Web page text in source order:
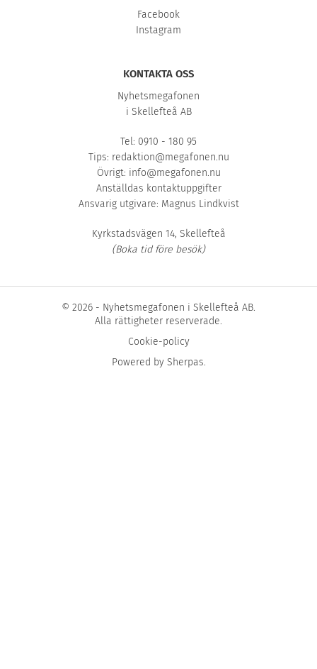
Facebook
Instagram
KONTAKTA OSS
Nyhetsmegafonen
i Skellefteå AB
Tel: 0910 - 180 95
Tips: redaktion@megafonen.nu
Övrigt: info@megafonen.nu
Anställdas kontaktuppgifter
Ansvarig utgivare: Magnus Lindkvist
Kyrkstadsvägen 14, Skellefteå
(Boka tid före besök)
© 2026 - Nyhetsmegafonen i Skellefteå AB.
Alla rättigheter reserverade.
Cookie-policy
Powered by Sherpas.